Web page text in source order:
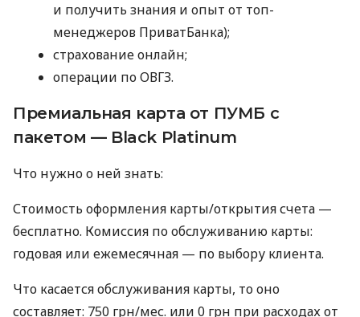
и получить знания и опыт от топ-
менеджеров ПриватБанка);
страхование онлайн;
операции по ОВГЗ.
Премиальная карта от ПУМБ с
пакетом — Black Platinum
Что нужно о ней знать:
Стоимость оформления карты/открытия счета —
бесплатно. Комиссия по обслуживанию карты:
годовая или ежемесячная — по выбору клиента.
Что касается обслуживания карты, то оно
составляет: 750 грн/мес. или 0 грн при расходах от